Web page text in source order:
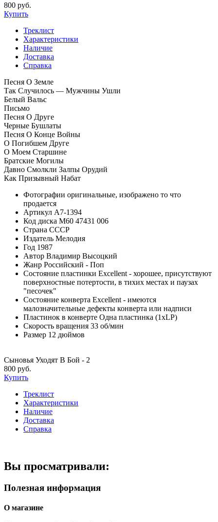
800 руб.
Купить
Треклист
Характеристики
Наличие
Доставка
Справка
Песня О Земле
Так Случилось — Мужчины Ушли
Белый Вальс
Письмо
Песня О Друге
Черные Бушлаты
Песня О Конце Войны
О Погибшем Друге
О Моем Старшине
Братские Могилы
Давно Смолкли Залпы Орудий
Как Призывный Набат
Фотографии оригинальные, изображено то что
продается
Артикул A7-1394
Код диска М60 47431 006
Страна СССР
Издатель Мелодия
Год 1987
Автор Владимир Высоцкий
Жанр Российский - Поп
Состояние пластинки Excellent - хорошее, присутствуют
поверхностные потертости, в тихих местах и паузах
"песочек"
Состояние конверта Excellent - имеются
малозначительные дефекты конверта или надписи
Пластинок в конверте Одна пластинка (1xLP)
Скорость вращения 33 об/мин
Размер 12 дюймов
Сыновья Уходят В Бой - 2
800 руб.
Купить
Треклист
Характеристики
Наличие
Доставка
Справка
Вы просматривали:
Полезная информация
О магазине